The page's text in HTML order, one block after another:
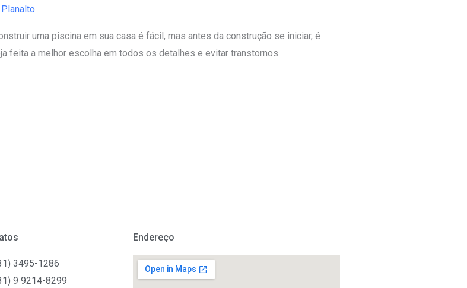
uma piscina em sua casa é fácil, mas antes da construção se iniciar, é
feita a melhor escolha em todos os detalhes e evitar transtornos.
3495-1286
9 9214-8299
Endereço